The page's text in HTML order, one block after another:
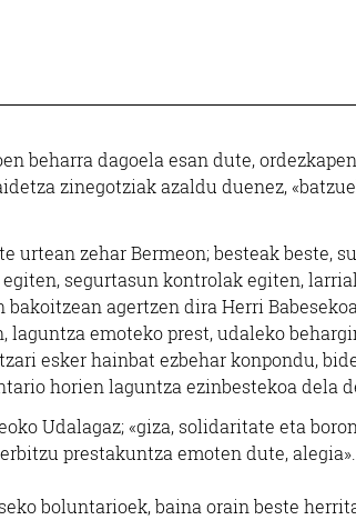
beharra dagoela esan dute,
zinegotziak azaldu duenez,
urtean zehar Bermeon; besteak beste,
segurtasun kontrolak egiten,
agertzen dira Herri
emoteko prest, udaleko
esker hainbat ezbehar konpondu,
horien laguntza ezinbestekoa dela
Udalagaz; «giza, solidaritate eta
prestakuntza emoten dute, alegia».
boluntarioek, baina orain beste